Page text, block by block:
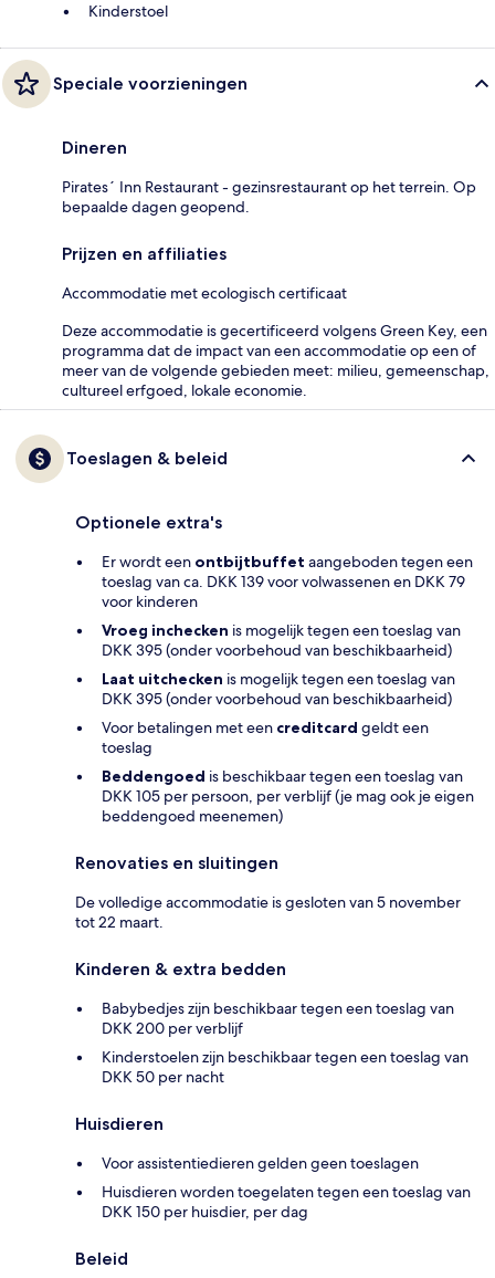
Kinderstoel
Speciale voorzieningen
Dineren
Pirates´ Inn Restaurant - gezinsrestaurant op het terrein. Op
bepaalde dagen geopend.
Prijzen en affiliaties
Accommodatie met ecologisch certificaat
Deze accommodatie is gecertificeerd volgens Green Key, een
programma dat de impact van een accommodatie op een of
meer van de volgende gebieden meet: milieu, gemeenschap,
cultureel erfgoed, lokale economie.
Toeslagen & beleid
Optionele extra's
Er wordt een ontbijtbuffet aangeboden tegen een
toeslag van ca. DKK 139 voor volwassenen en DKK 79
voor kinderen
Vroeg inchecken is mogelijk tegen een toeslag van
DKK 395 (onder voorbehoud van beschikbaarheid)
Laat uitchecken is mogelijk tegen een toeslag van
DKK 395 (onder voorbehoud van beschikbaarheid)
Voor betalingen met een creditcard geldt een
toeslag
Beddengoed is beschikbaar tegen een toeslag van
DKK 105 per persoon, per verblijf (je mag ook je eigen
beddengoed meenemen)
Renovaties en sluitingen
De volledige accommodatie is gesloten van 5 november
tot 22 maart.
Kinderen & extra bedden
Babybedjes zijn beschikbaar tegen een toeslag van
DKK 200 per verblijf
Kinderstoelen zijn beschikbaar tegen een toeslag van
DKK 50 per nacht
Huisdieren
Voor assistentiedieren gelden geen toeslagen
Huisdieren worden toegelaten tegen een toeslag van
DKK 150 per huisdier, per dag
Beleid